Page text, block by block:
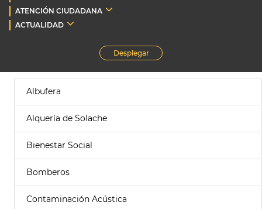
ATENCIÓN CIUDADANA
ACTUALIDAD
Desplegar
Albufera
Alquería de Solache
Bienestar Social
Bomberos
Contaminación Acústica